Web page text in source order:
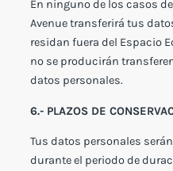
En ninguno de los casos
Avenue transferirá tus
residan fuera del Espacio
no se producirán
datos personales.
6.- PLAZOS DE
Tus datos personales
durante el periodo de